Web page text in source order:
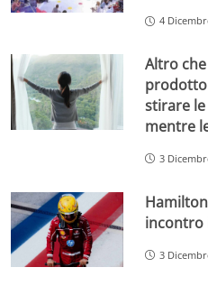
4
Altro
stirare
mentre
3
incontro
3